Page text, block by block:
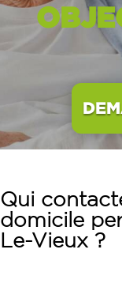
Qui
domicile
Le-Vieux ?